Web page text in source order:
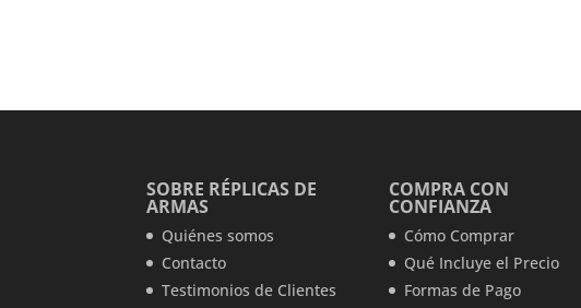
SOBRE RÉPLICAS DE
ARMAS
Quiénes somos
Contacto
Testimonios de Clientes
COMPRA CON
CONFIANZA
Cómo Comprar
Qué Incluye el Precio
Formas de Pago